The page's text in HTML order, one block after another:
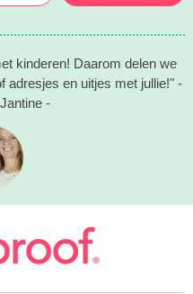
kinderen! Daarom delen we
adresjes en uitjes met jullie!" -
-